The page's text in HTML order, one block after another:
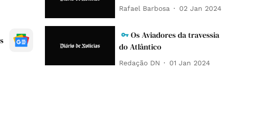
Rafael Barbosa 02 Jan 2024
Os Aviadores da travessia
do Atlântico
Redação DN 01 Jan 2024